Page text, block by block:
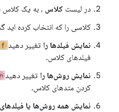
در لیست کلاس ، به یک کلاس
کلاسی را که انتخاب کرده
نمایش فیلدها را تغییر دهید
فیلدهای کلاس.
نمایش روش‌ها را تغییر دهید
کردن متدهای کلاس.
نمایش همه روش‌ها یا